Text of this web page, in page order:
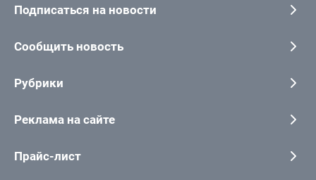
Подписаться на новости
Сообщить новость
Рубрики
Реклама на сайте
Прайс-лист